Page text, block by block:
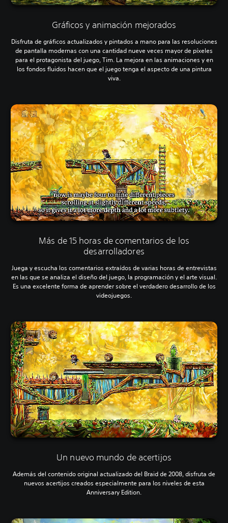
Gráficos y animación mejorados
Disfruta de gráficos actualizados y pintados a mano para las resoluciones
de pantalla modernas con una cantidad nueve veces mayor de píxeles
para el protagonista del juego, Tim. La mejora en las animaciones y en
los fondos fluidos hacen que el juego tenga el aspecto de una pintura
viva.
Más de 15 horas de comentarios de los
desarrolladores
Juega y escucha los comentarios extraídos de varias horas de entrevistas
en las que se analiza el diseño del juego, la programación y el arte visual.
Es una excelente forma de aprender sobre el verdadero desarrollo de los
videojuegos.
Un nuevo mundo de acertijos
Además del contenido original actualizado del Braid de 2008, disfruta de
nuevos acertijos creados especialmente para los niveles de esta
Anniversary Edition.